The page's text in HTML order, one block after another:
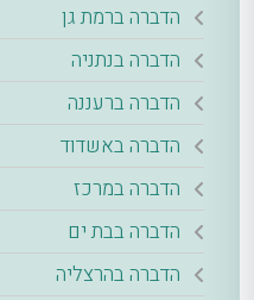
הדברה ברמת גן
הדברה בנתניה
הדברה ברעננה
הדברה באשדוד
הדברה במרכז
הדברה בבת ים
הדברה בהרצליה